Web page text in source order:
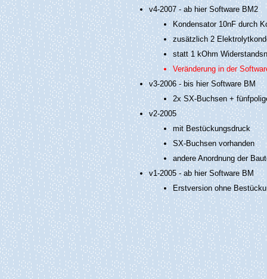
v4-2007 - ab hier Software BM2
Kondensator 10nF durch
zusätzlich 2
statt 1 kOhm
Veränderung in der
v3-2006 - bis hier Software BM
2x SX-Buchsen +
v2-2005
mit Bestückungsdruck
SX-Buchsen vorhanden
andere Anordnung der
v1-2005 - ab hier Software BM
Erstversion ohne